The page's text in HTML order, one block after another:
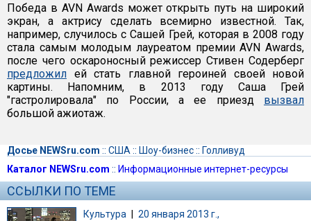
Победа в AVN Awards может открыть путь на широкий
экран, а актрису сделать всемирно известной. Так,
например, случилось с Сашей Грей, которая в 2008 году
стала самым молодым лауреатом премии AVN Awards,
после чего оскароносный режиссер Стивен Содерберг
предложил ей стать главной героиней своей новой
картины. Напомним, в 2013 году Саша Грей
"гастролировала" по России, а ее приезд вызвал
большой ажиотаж.
Досье NEWSru.com :: США :: Шоу-бизнес:: Голливуд
Каталог NEWSru.com :: Информационные интернет-ресурсы
ССЫЛКИ ПО ТЕМЕ
Культура | 20 января 2013 г.,